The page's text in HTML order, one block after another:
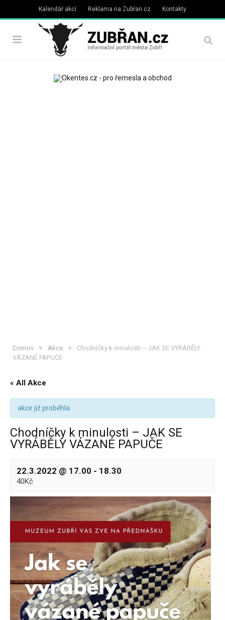
Kalendář akcí Reklama na Zubřan.cz Kontakty
Domov » Akce »
Chodníčky k minulosti – JAK SE VYRÁBĚLY
VÁZANÉ PAPUČE
« All Akce
akce již proběhla.
Chodníčky k minulosti – JAK SE
VYRÁBĚLY VÁZANÉ PAPUČE
22.3.2022 @ 17.00 - 18.30
40Kč